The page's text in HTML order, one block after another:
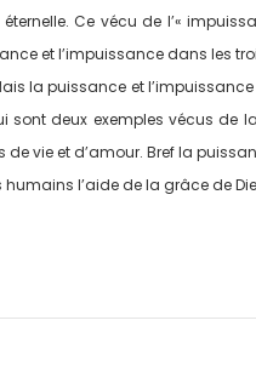
Ce vécu de l’«
et l’impuissance dans les
la puissance et
sont deux exemples vécus de
vie et d’amour. Bref la
l’aide de la grâce de